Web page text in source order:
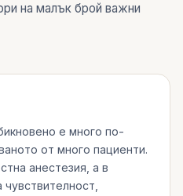
на малък брой важни
е много по-
от много пациенти.
анестезия, а в